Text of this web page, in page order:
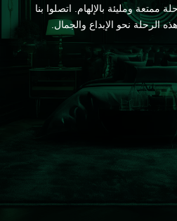
ومليئة بالإلهام. اتصلوا بنا
الرحلة نحو الإبداع والجمال.